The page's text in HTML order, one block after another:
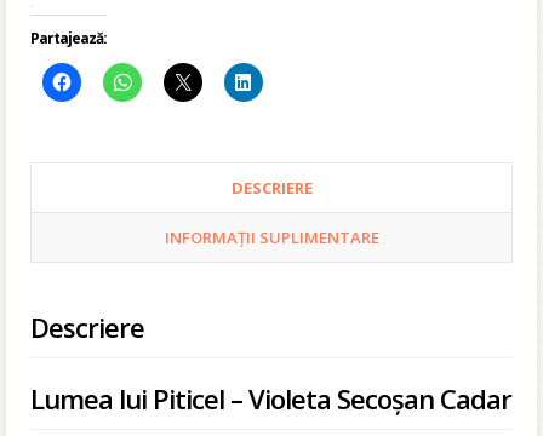
Partajează:
DESCRIERE
INFORMAȚII SUPLIMENTARE
Descriere
Lumea lui Piticel – Violeta Secoşan Cadar